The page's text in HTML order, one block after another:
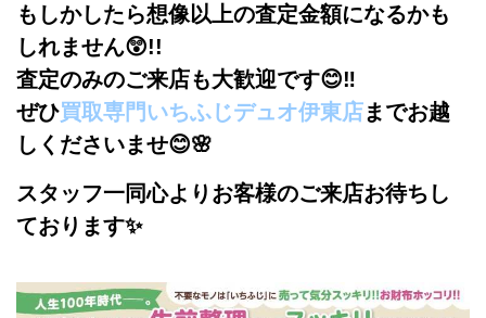
もしかしたら想像以上の査定金額になるかも
しれません😲!!
査定のみのご来店も大歓迎です😊‼
ぜひ買取専門いちふじデュオ伊東店までお越
しくださいませ😊🌸
スタッフ一同心よりお客様のご来店お待ちし
ております✨